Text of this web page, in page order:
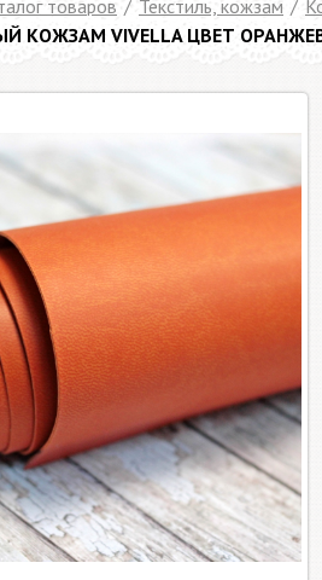
товаров / Текстиль, кожзам /
КОЖЗАМ VIVELLA ЦВЕТ